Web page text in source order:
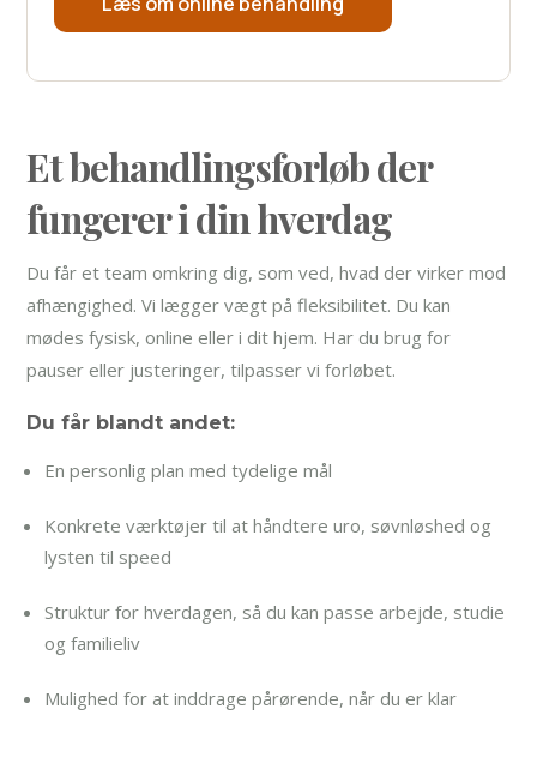
Et behandlingsforløb der
fungerer i din hverdag
Du får et team omkring dig, som ved, hvad der virker mod
afhængighed. Vi lægger vægt på fleksibilitet. Du kan
mødes fysisk, online eller i dit hjem. Har du brug for
pauser eller justeringer, tilpasser vi forløbet.
Du får blandt andet:
En personlig plan med tydelige mål
Konkrete værktøjer til at håndtere uro, søvnløshed og
lysten til speed
Struktur for hverdagen, så du kan passe arbejde, studie
og familieliv
Mulighed for at inddrage pårørende, når du er klar